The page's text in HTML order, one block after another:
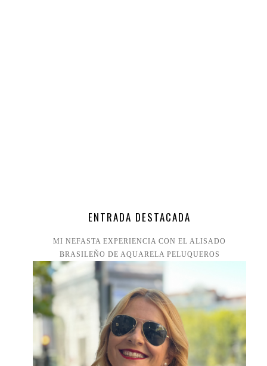
ENTRADA DESTACADA
MI NEFASTA EXPERIENCIA CON EL ALISADO
BRASILEÑO DE AQUARELA PELUQUEROS